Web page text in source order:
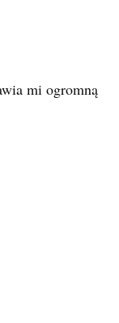
mi ogromną